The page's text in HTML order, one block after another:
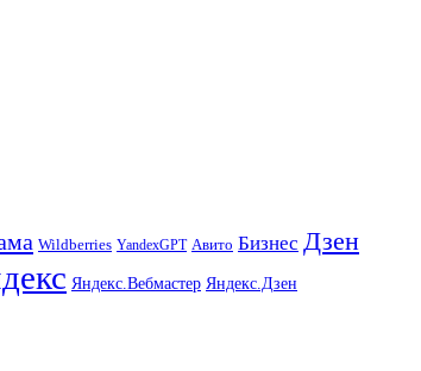
Wildberries YandexGPT Авито Бизнес Дзен
Яндекс.Вебмастер Яндекс.Дзен